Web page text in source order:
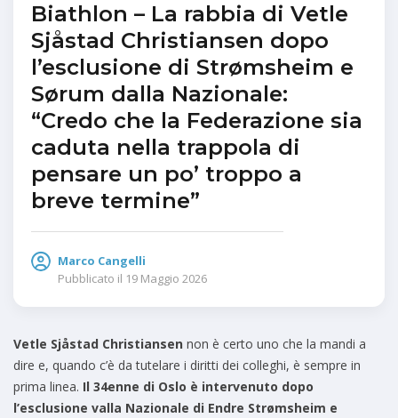
Biathlon – La rabbia di Vetle
Sjåstad Christiansen dopo
l’esclusione di Strømsheim e
Sørum dalla Nazionale:
“Credo che la Federazione sia
caduta nella trappola di
pensare un po’ troppo a
breve termine”
Marco Cangelli
Pubblicato il 19 Maggio 2026
Vetle Sjåstad Christiansen non è certo uno che la mandi a
dire e, quando c’è da tutelare i diritti dei colleghi, è sempre in
prima linea. Il 34enne di Oslo è intervenuto dopo
l’esclusione valla Nazionale di Endre Strømsheim e